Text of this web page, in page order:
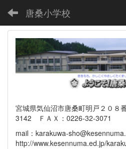
唐桑小学校
宮城県気仙沼市唐桑町明戸２０
3142 ＦＡＸ：0226-32-3071
mail：karakuwa-
http://www.kesennuma.ed.jp/